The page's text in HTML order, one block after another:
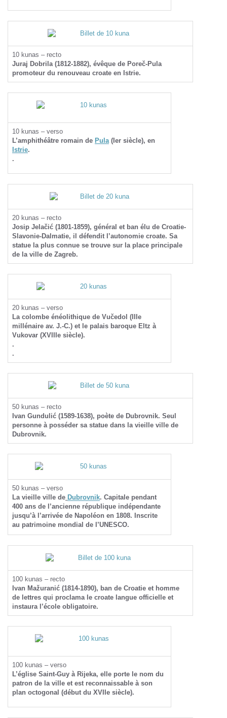
10 kunas – recto
Juraj Dobrila (1812-1882), évêque de Poreč-Pula
promoteur du renouveau croate en Istrie.
10 kunas – verso
L’amphithéâtre romain de Pula(Ier siècle), en
Istrie.
.
20 kunas – recto
Josip Jelačić (1801-1859), général et ban élu de Croatie-
Slavonie-Dalmatie, il défendit l’autonomie croate. Sa
statue la plus connue se trouve sur la place principale
de la ville de Zagreb.
20 kunas – verso
La colombe énéolithique de Vučedol (IIIe
millénaire av. J.-C.) et le palais baroque Eltz à
Vukovar (XVIIIe siècle).
.
.
50 kunas – recto
Ivan Gundulić (1589-1638), poète de Dubrovnik. Seul
personne à posséder sa statue dans la vieille ville de
Dubrovnik.
50 kunas – verso
La vieille ville de Dubrovnik. Capitale pendant
400 ans de l’ancienne république indépendante
jusqu’à l’arrivée de Napoléon en 1808. Inscrite
au patrimoine mondial de l’UNESCO.
100 kunas – recto
Ivan Mažuranić (1814-1890), ban de Croatie et homme
de lettres qui proclama le croate langue officielle et
instaura l’école obligatoire.
100 kunas – verso
L’église Saint-Guy à Rijeka, elle porte le nom du
patron de la ville et est reconnaissable à son
plan octogonal (début du XVIIe siècle).